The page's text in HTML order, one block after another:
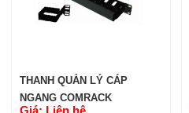
THANH QUẢN LÝ CÁP
NGANG COMRACK